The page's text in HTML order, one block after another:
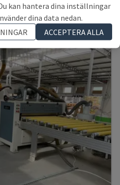
822 616 SEK
kan hantera dina inställningar
dina data nedan.
ACCEPTERA ALLA